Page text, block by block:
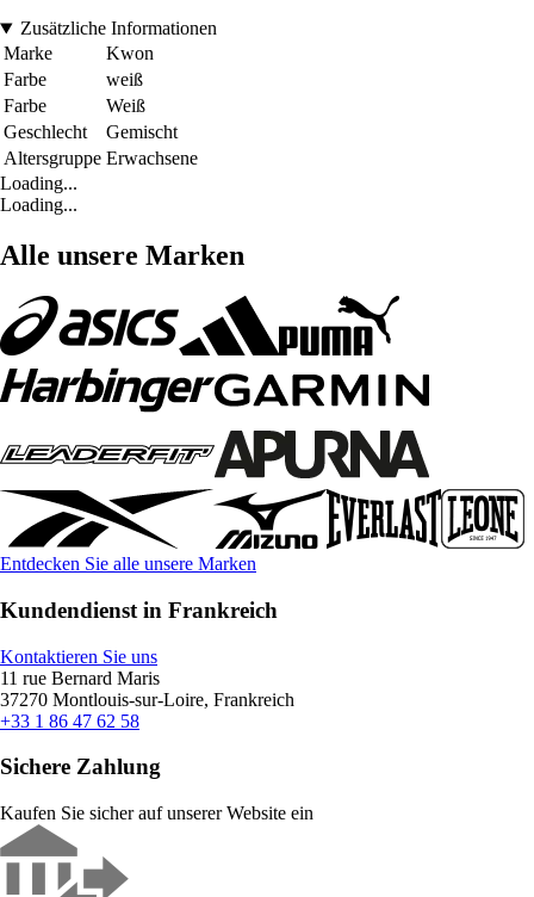
Zusätzliche Informationen
Marke
Kwon
Farbe
weiß
Farbe
Weiß
Geschlecht
Gemischt
Altersgruppe Erwachsene
Loading...
Loading...
Alle unsere Marken
Entdecken Sie alle unsere Marken
Kundendienst in Frankreich
Kontaktieren Sie uns
11 rue Bernard Maris
37270 Montlouis-sur-Loire, Frankreich
+33 1 86 47 62 58
Sichere Zahlung
Kaufen Sie sicher auf unserer Website ein